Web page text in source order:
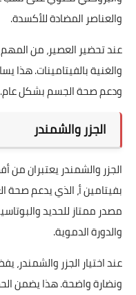
والعناصر المضادة للأكسدة.
عند تحضير العصير، من
والغنية بالفيتامينات.
ودعم صحة الجسم بشكل عام.
الجزر والشمندر
الجزر والشمندر يعتبران من
بفيتامين أ، الذي يدعم صحة
مصدر ممتاز للحديد
والدورة الدموية.
عند اختيار الجزر
ونضارة واضحة. هذا يضمن